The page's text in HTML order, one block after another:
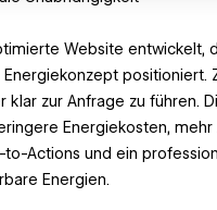
Website entwickelt,
positioniert.
zur Anfrage zu führen.
Energiekosten,
to-Actions und ein
Energien.